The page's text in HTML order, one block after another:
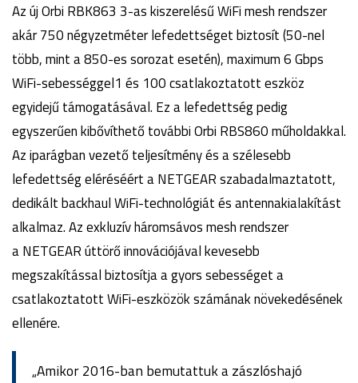
Az új Orbi RBK863 3-as kiszerelésű WiFi mesh rendszer
akár 750 négyzetméter lefedettséget biztosít (50-nel
több, mint a 850-es sorozat esetén), maximum 6 Gbps
WiFi-sebességgel1 és 100 csatlakoztatott eszköz
egyidejű támogatásával. Ez a lefedettség pedig
egyszerűen kibővíthető további Orbi RBS860 műholdakkal.
Az iparágban vezető teljesítmény és a szélesebb
lefedettség eléréséért a NETGEAR szabadalmaztatott,
dedikált backhaul WiFi-technológiát és antennakialakítást
alkalmaz. Az exkluzív háromsávos mesh rendszer
a NETGEAR úttörő innovációjával kevesebb
megszakítással biztosítja a gyors sebességet a
csatlakoztatott WiFi-eszközök számának növekedésének
ellenére.
„Amikor 2016-ban bemutattuk a zászlóshajó